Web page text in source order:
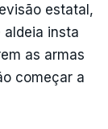
estatal,
aldeia insta
as armas
começar a